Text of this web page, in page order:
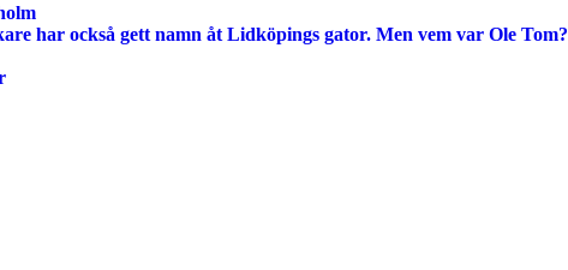
har också gett namn åt Lidköpings gator. Men vem var Ole Tom?